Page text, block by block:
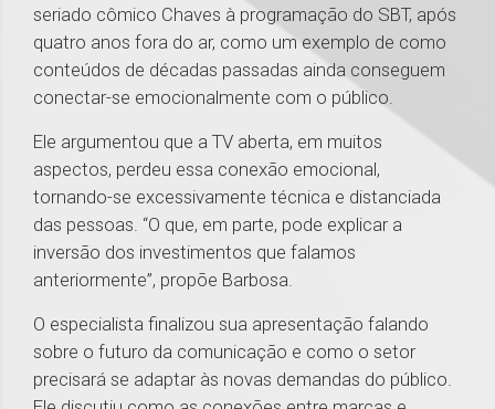
seriado cômico Chaves à programação do SBT, após
quatro anos fora do ar, como um exemplo de como
conteúdos de décadas passadas ainda conseguem
conectar-se emocionalmente com o público.
Ele argumentou que a TV aberta, em muitos
aspectos, perdeu essa conexão emocional,
tornando-se excessivamente técnica e distanciada
das pessoas. “O que, em parte, pode explicar a
inversão dos investimentos que falamos
anteriormente”, propõe Barbosa.
O especialista finalizou sua apresentação falando
sobre o futuro da comunicação e como o setor
precisará se adaptar às novas demandas do público.